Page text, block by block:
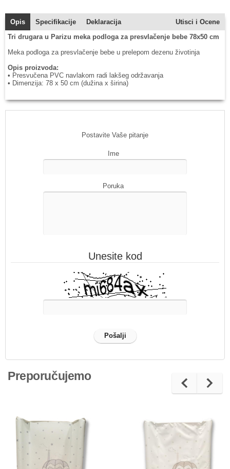
Opis Specifikacije Deklaracija
Utisci i Ocene
Tri drugara u Parizu meka podloga za presvlačenje bebe 78x50 cm
Meka podloga za presvlačenje bebe u prelepom dezenu životinja
Opis proizvoda:
• Presvučena PVC navlakom radi lakšeg održavanja
• Dimenzija: 78 x 50 cm (dužina x širina)
Postavite Vaše pitanje
Ime
Poruka
Unesite kod
Preporučujemo